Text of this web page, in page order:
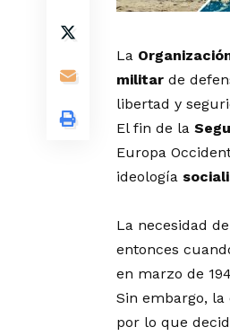
La
militar de
libertad y
El fin de la
Europa
ideología
La necesidad
entonces
en marzo de
Sin embargo,
por lo que